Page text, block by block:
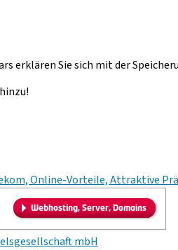
erklären Sie sich mit der